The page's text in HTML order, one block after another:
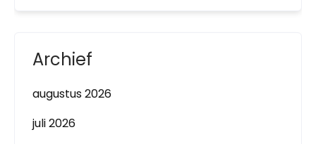
Archief
augustus 2026
juli 2026